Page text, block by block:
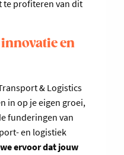
te profiteren van dit
en
& Logistics
in op je eigen groei,
funderingen van
en logistiek
ervoor dat jouw